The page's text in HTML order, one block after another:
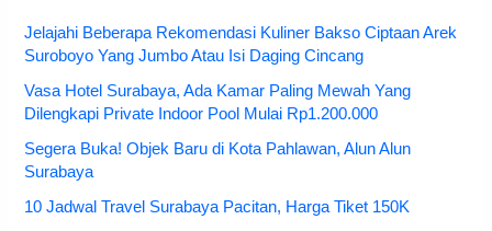
Jelajahi Beberapa Rekomendasi Kuliner Bakso Ciptaan Arek
Suroboyo Yang Jumbo Atau Isi Daging Cincang
Vasa Hotel Surabaya, Ada Kamar Paling Mewah Yang
Dilengkapi Private Indoor Pool Mulai Rp1.200.000
Segera Buka! Objek Baru di Kota Pahlawan, Alun Alun
Surabaya
10 Jadwal Travel Surabaya Pacitan, Harga Tiket 150K